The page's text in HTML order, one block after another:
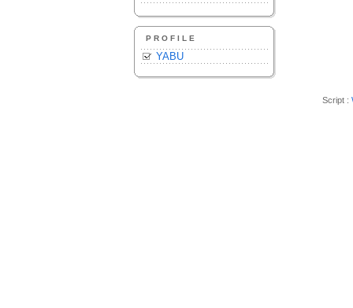
PROFILE
YABU
Script :